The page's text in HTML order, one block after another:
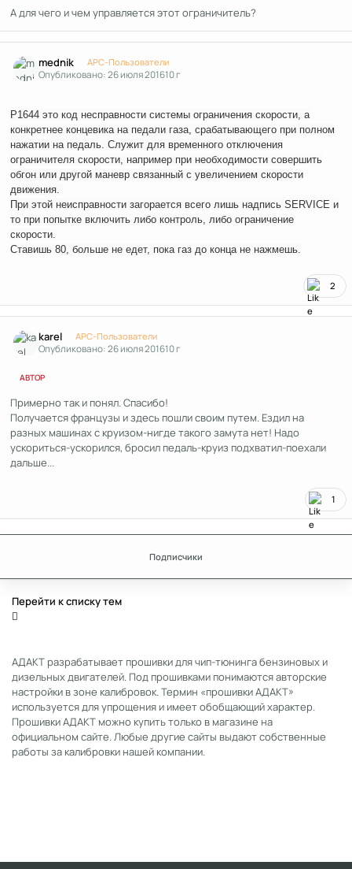
А для чего и чем управляется этот ограничитель?
mednik APC-Пользователи
Опубликовано:26 июля 201610 г
P1644 это код несправности системы ограничения скорости, а
конкретнее концевика на педали газа, срабатывающего при полном
нажатии на педаль. Служит для временного отключения
ограничителя скорости, например при необходимости совершить
обгон или другой маневр связанный с увеличением скорости
движения.
При этой неисправности загорается всего лишь надпись SERVICE и
то при попытке включить либо контроль, либо ограничение
скорости.
Ставишь 80, больше не едет, пока газ до конца не нажмешь.
2
karel APC-Пользователи
Опубликовано:26 июля 201610 г
АВТОР
Примерно так и понял. Спасибо!
Получается французы и здесь пошли своим путем. Ездил на
разных машинах с круизом-нигде такого замута нет! Надо
ускориться-ускорился, бросил педаль-круиз подхватил-поехали
дальше...
1
Подписчики
Перейти к списку тем
АДАКТ разрабатывает прошивки для чип-тюнинга бензиновых и
дизельных двигателей. Под прошивками понимаются авторские
настройки в зоне калибровок. Термин «прошивки АДАКТ»
используется для упрощения и имеет обобщающий характер.
Прошивки АДАКТ можно купить только в магазине на
официальном сайте. Любые другие сайты выдают собственные
работы за калибровки нашей компании.